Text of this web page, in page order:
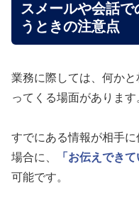
スメールや会話
うときの注意点
業務に際しては、何か
ってくる場面があります
すでにある情報が相手
場合に、
「お伝えでき
可能です。